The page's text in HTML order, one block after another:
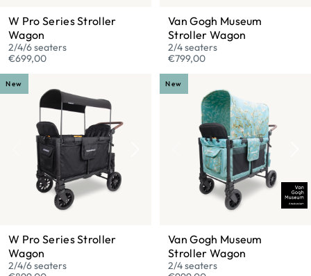
W Pro Series Stroller
Wagon
2/4/6 seaters
€699,00
Van Gogh Museum
Stroller Wagon
2/4 seaters
€799,00
New
W Pro Series Stroller
Wagon
2/4/6 seaters
New
Van Gogh Museum
Stroller Wagon
2/4 seaters